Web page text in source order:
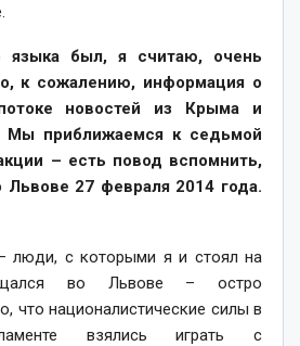
языка был, я считаю, очень
к сожалению, информация о
новостей из Крыма и
Мы приближаемся к седьмой
– есть повод вспомнить,
Львове 27 февраля 2014 года.
люди, с которыми я и стоял на
во Львове – остро
что националистические силы в
взялись играть с